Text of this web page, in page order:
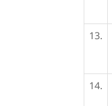
13.
14.